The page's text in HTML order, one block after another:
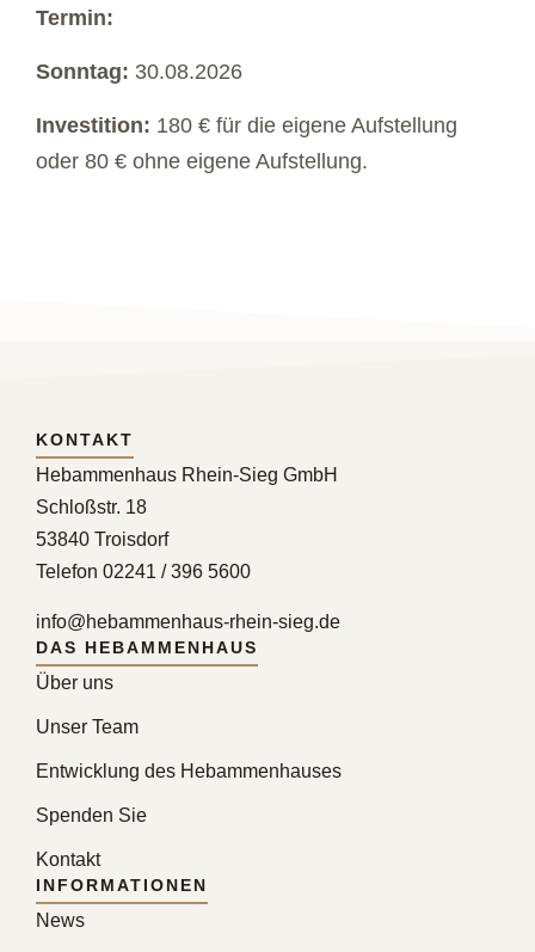
Termin:
Sonntag: 30.08.2026
Investition: 180 € für die eigene Aufstellung
oder 80 € ohne eigene Aufstellung.
KONTAKT
Hebammenhaus Rhein-Sieg GmbH
Schloßstr. 18
53840 Troisdorf
Telefon 02241 / 396 5600
info@hebammenhaus-rhein-sieg.de
DAS HEBAMMENHAUS
Über uns
Unser Team
Entwicklung des Hebammenhauses
Spenden Sie
Kontakt
INFORMATIONEN
News